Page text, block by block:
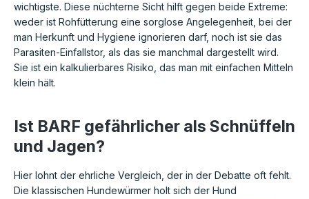
wichtigste. Diese nüchterne Sicht hilft gegen beide Extreme:
weder ist Rohfütterung eine sorglose Angelegenheit, bei der
man Herkunft und Hygiene ignorieren darf, noch ist sie das
Parasiten-Einfallstor, als das sie manchmal dargestellt wird.
Sie ist ein kalkulierbares Risiko, das man mit einfachen Mitteln
klein hält.
Ist BARF gefährlicher als Schnüffeln
und Jagen?
Hier lohnt der ehrliche Vergleich, der in der Debatte oft fehlt.
Die klassischen Hundewürmer holt sich der Hund